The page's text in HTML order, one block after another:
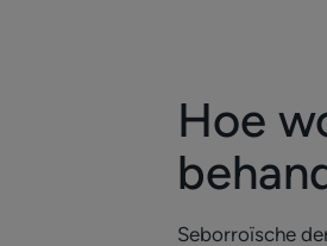
Hoe
Seborroïsche